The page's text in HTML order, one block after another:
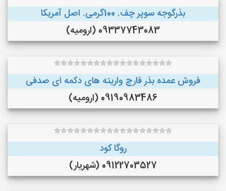
بذرگوجه‌ سوپر چف. 100گرمی. اصل آمریکا
09337743083 (ارومیه)
فروش عمده بذر قارچ واریته های دکمه ای صدفی
09190983486 (ارومیه)
روگا کود
09122703527 (شهریار)